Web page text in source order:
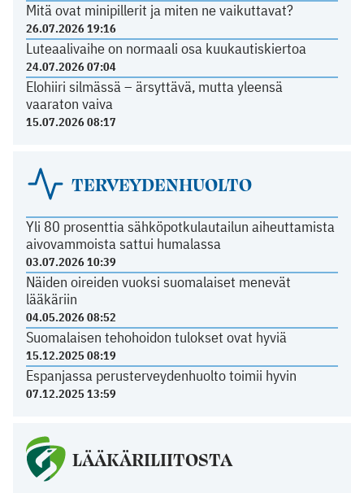
Mitä ovat minipillerit ja miten ne vaikuttavat?
26.07.2026 19:16
Luteaalivaihe on normaali osa kuukautiskiertoa
24.07.2026 07:04
Elohiiri silmässä – ärsyttävä, mutta yleensä
vaaraton vaiva
15.07.2026 08:17
TERVEYDENHUOLTO
Yli 80 prosenttia sähköpotkulautailun aiheuttamista
aivovammoista sattui humalassa
03.07.2026 10:39
Näiden oireiden vuoksi suomalaiset menevät
lääkäriin
04.05.2026 08:52
Suomalaisen tehohoidon tulokset ovat hyviä
15.12.2025 08:19
Espanjassa perusterveydenhuolto toimii hyvin
07.12.2025 13:59
LÄÄKÄRILIITOSTA